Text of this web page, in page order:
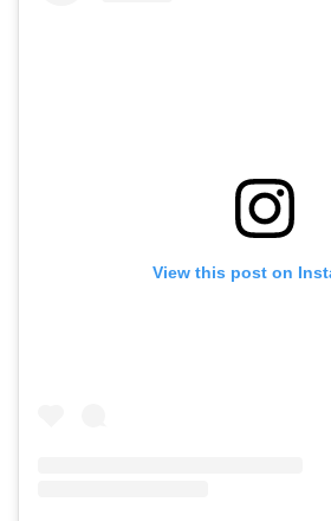
View this post on